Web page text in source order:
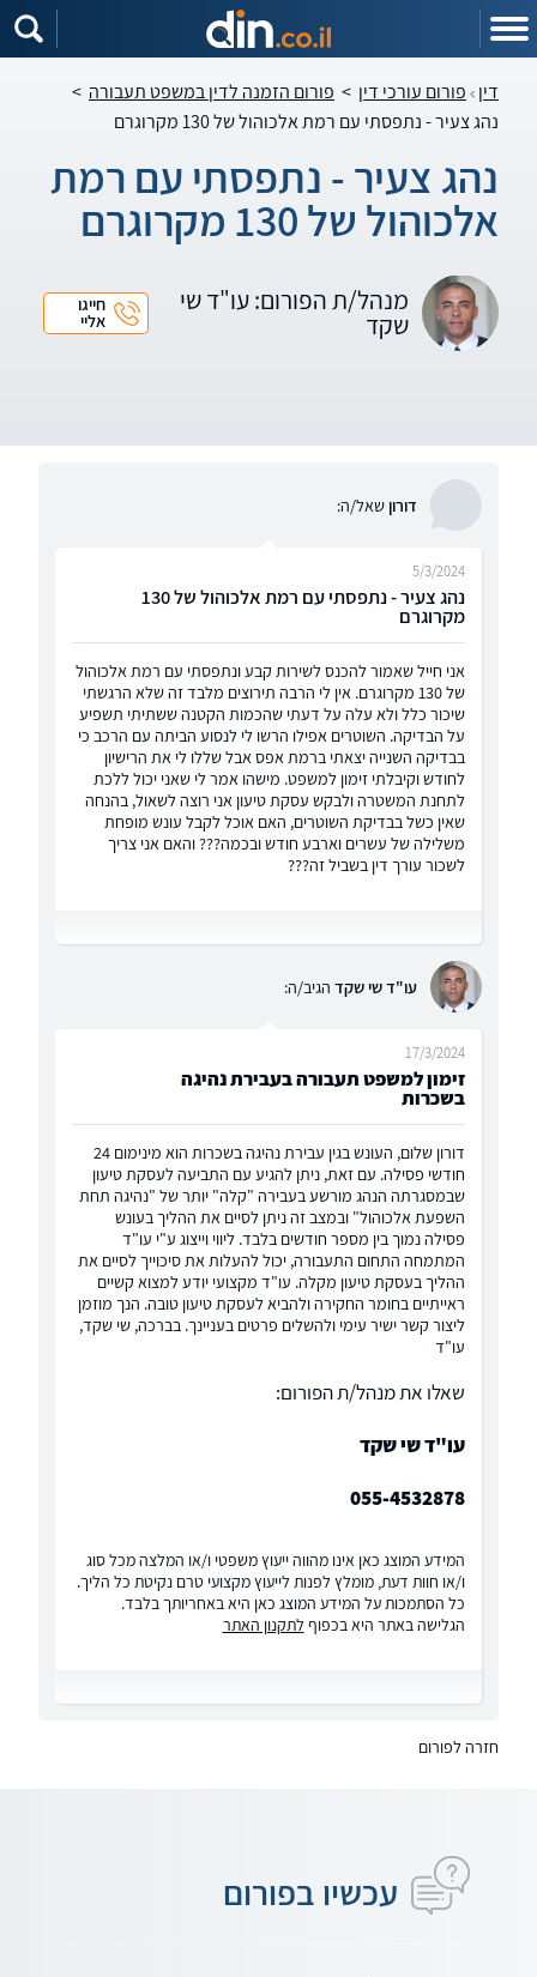
דין פורום עורכי דין > פורום הזמנה לדין במשפט תעבורה >
נהג צעיר - נתפסתי עם רמת אלכוהול של 130 מקרוגרם
נהג צעיר - נתפסתי עם רמת
אלכוהול של 130 מקרוגרם
מנהל/ת הפורום: עו"ד שי
שקד
חייגו
אליי
דורוןשאל/ה:
נהג צעיר - נתפסתי עם רמת אלכוהול של 130
מקרוגרם
5/3/2024
אני חייל שאמור להכנס לשירות קבע ונתפסתי עם רמת אלכוהול
של 130 מקרוגרם. אין לי הרבה תירוצים מלבד זה שלא הרגשתי
שיכור כלל ולא עלה על דעתי שהכמות הקטנה ששתיתי תשפיע
על הבדיקה. השוטרים אפילו הרשו לי לנסוע הביתה עם הרכב כי
בבדיקה השנייה יצאתי ברמת אפס אבל שללו לי את הרישיון
לחודש וקיבלתי זימון למשפט. מישהו אמר לי שאני יכול ללכת
לתחנת המשטרה ולבקש עסקת טיעון אני רוצה לשאול, בהנחה
שאין כשל בבדיקת השוטרים, האם אוכל לקבל עונש מופחת
משלילה של עשרים וארבע חודש ובכמה??? והאם אני צריך
לשכור עורך דין בשביל זה???
עו"ד שי שקד הגיב/ה:
זימון למשפט תעבורה בעבירת נהיגה
בשכרות
17/3/2024
דורון שלום, העונש בגין עבירת נהיגה בשכרות הוא מינימום 24
חודשי פסילה. עם זאת, ניתן להגיע עם התביעה לעסקת טיעון
שבמסגרתה הנהג מורשע בעבירה "קלה" יותר של "נהיגה תחת
השפעת אלכוהול" ובמצב זה ניתן לסיים את ההליך בעונש
פסילה נמוך בין מספר חודשים בלבד. ליווי וייצוג ע"י עו"ד
המתמחה התחום התעבורה, יכול להעלות את סיכוייך לסיים את
ההליך בעסקת טיעון מקלה. עו"ד מקצועי יודע למצוא קשיים
ראייתיים בחומר החקירה ולהביא לעסקת טיעון טובה. הנך מוזמן
ליצור קשר ישיר עימי ולהשלים פרטים בעניינך. בברכה, שי שקד,
עו"ד
שאלו את מנהל/ת הפורום:
עו"ד שי שקד
055-4532878
המידע המוצג כאן אינו מהווה ייעוץ משפטי ו/או המלצה מכל סוג
ו/או חוות דעת, מומלץ לפנות לייעוץ מקצועי טרם נקיטת כל הליך.
כל הסתמכות על המידע המוצג כאן היא באחריותך בלבד.
הגלישה באתר היא בכפוף לתקנון האתר
חזרה לפורום
עכשיו בפורום